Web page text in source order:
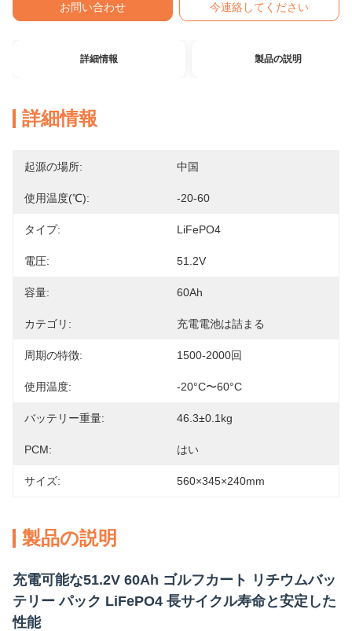
お問い合わせ 今連絡してください
詳細情報 製品の説明
詳細情報
起源の場所: 中国
使用温度(℃): -20-60
タイプ: LiFePO4
電圧: 51.2V
容量: 60Ah
カテゴリ: 充電電池は詰まる
周期の特徴: 1500-2000回
使用温度: -20°C〜60°C
バッテリー重量: 46.3±0.1kg
PCM: はい
サイズ: 560×345×240mm
製品の説明
充電可能な51.2V 60Ah ゴルフカート リチウムバッ
テリー パック LiFePO4 長サイクル寿命と安定した
性能